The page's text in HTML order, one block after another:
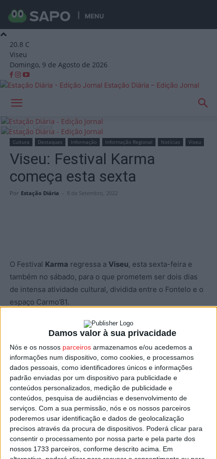
Damos valor à sua privacidade
Nós e os nossos parceiros armazenamos e/ou acedemos a
informações num dispositivo, como cookies, e processamos
dados pessoais, como identificadores únicos e informações
padrão enviadas por um dispositivo para publicidade e
conteúdos personalizados, medição de publicidade e
conteúdos, pesquisa de audiências e desenvolvimento de
serviços. Com a sua permissão, nós e os nossos parceiros
poderemos usar identificação e dados de geolocalização
precisos através da procura de dispositivos. Poderá clicar para
consentir o processamento por nossa parte e pela parte dos
nossos 1733 parceiros, conforme descrito acima. Em
MENU
20.8 C
Viseu
Domingo, 9 de Agosto de 2026
Estação Diária – Edição Jornal
Início Cultura
Cultura Destaques Informação Informação Regional Notícias Viseu
Viseu: Festival Karma
começa esta sexta
Por Estação Diária - 8 de Setembro, 2022
O Festival Karma regressa a Viseu, esta sexta-feira e
também no sábado, para o que prometem ser dois dias
de intensa atividade cultural, dividida entre o Fontelo e o
espaço Carmo’81.
Promovido pela Carmo’81 e pela Ritual de Domingo, conta
com as parcerias do Cine Clube de Viseu, Cava Galeria e
Gira Sol Azul, que integram no festival algumas das
atividades previstas para este fim-de-semana.
O Karma tem por isso um programa recheado que
arranca esta sexta, 09 de setembro, com a apresentação
do espetáculo “A Gaivota”, da Ritual de Domingo, na
Quinta da Cruz, repetindo sábado e domingo, sempre
pelas 21:00.